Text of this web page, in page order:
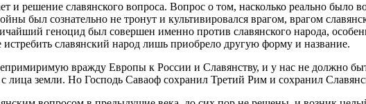
и решение славянского вопроса. Вопрос о том, насколько реально было
был сознательно не тронут и культивировался врагом, врагом
геноцид был совершен именно против славянского народа,
истребить славянский народ лишь приобрело другую форму и название.
вражду Европы к России и Славянству, и у нас не должно
лица земли. Но Господь Саваоф сохранил Третий Рим и сохранил